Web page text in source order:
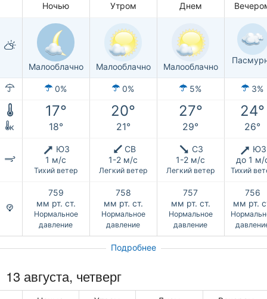
Ночью Утром Днем
Малооблачно Малооблачно Малооблачно
0% 0% 5% 3%
17° 20° 27° 24°
к 18° 21° 29° 26°
ЮЗ
1 м/с
Тихий ветер
СВ
1-2 м/с
Легкий ветер
СЗ
1-2 м/с
Легкий ветер
ЮЗ
до 1 м/
Тихий
759
мм рт. ст.
Нормальное
давление
758
мм рт. ст.
Нормальное
давление
757
мм рт. ст.
Нормальное
давление
756
мм рт.
Подробнее
13 августа, четверг